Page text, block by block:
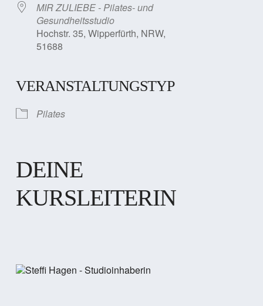
MIR ZULIEBE - Pilates- und
Gesundheitsstudio
Hochstr. 35, Wipperfürth, NRW,
51688
VERANSTALTUNGSTYP
Pilates
DEINE
KURSLEITERIN